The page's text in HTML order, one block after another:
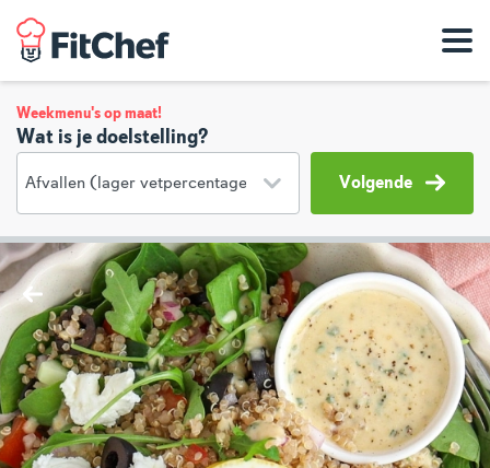
Weekmenu's op maat!
Wat is je doelstelling?
Volgende